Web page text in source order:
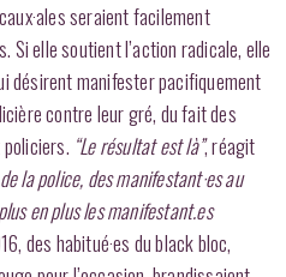
seraient facilement
Si elle soutient l’action radicale, elle
désirent manifester pacifiquement
contre leur gré, du fait des
“Le résultat est là”, réagit
la police, des manifestant·es au
en plus les manifestant.es
des habitué·es du black bloc,